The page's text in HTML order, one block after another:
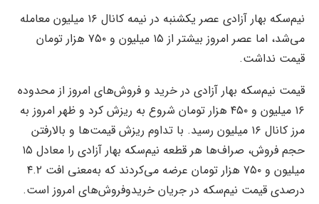
نیم‌سکه بهار آزادی عصر یکشنبه در نیمه کانال ۱۶ میلیون معامله
می‌شد، اما عصر امروز بیشتر از ۱۵ میلیون و ۷۵۰ هزار تومان
قیمت نداشت.
قیمت نیم‌سکه بهار آزادی در خرید و فروش‌های امروز از محدوده
۱۶ میلیون و ۴۵۰ هزار تومان شروع به ریزش کرد و ظهر امروز به
مرز کانال ۱۶ میلیون رسید. با تداوم ریزش قیمت‌ها و بالارفتن
حجم فروش، صراف‌ها هر قطعه نیم‌سکه بهار آزادی را معادل ۱۵
میلیون و ۷۵۰ هزار تومان عرضه می‌کردند که به‌معنی افت ۴.۲
درصدی قیمت نیم‌سکه در جریان خریدوفروش‌های امروز است.